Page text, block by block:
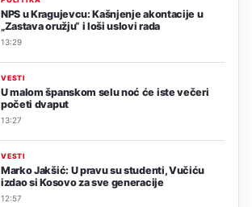
NPS u Kragujevcu: Kašnjenje akontacije u
„Zastava oružju“ i loši uslovi rada
13:29
VESTI
U malom španskom selu noć će iste večeri
početi dvaput
13:27
VESTI
Marko Jakšić: U pravu su studenti, Vučiću
izdao si Kosovo za sve generacije
12:57